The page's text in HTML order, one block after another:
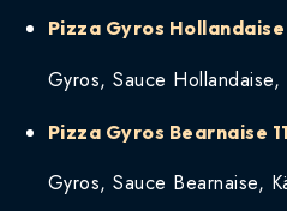
Pizza Gyros Hollandaise
Gyros, Sauce Hollandaise,
Pizza Gyros Bearnaise
Gyros, Sauce Bearnaise,